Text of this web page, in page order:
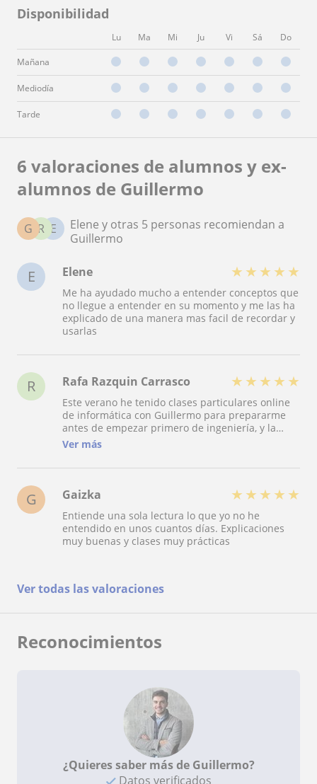
Disponibilidad
Lu Ma Mi Ju Vi Sá Do
Mañana
Mediodía
Tarde
6 valoraciones de alumnos y ex-
alumnos de Guillermo
E
R
G
Elene y otras 5 personas recomiendan a
Guillermo
E Elene ★ ★ ★ ★ ★
Me ha ayudado mucho a entender conceptos que
no llegue a entender en su momento y me las ha
explicado de una manera mas facil de recordar y
usarlas
R Rafa Razquin Carrasco ★ ★ ★ ★ ★
Este verano he tenido clases particulares online
de informática con Guillermo para prepararme
antes de empezar primero de ingeniería, y la
experiencia ha sido muy positiva. Explica con
de muy buena manera. Gracias a sus clases he
Ver más
G Gaizka ★ ★ ★ ★ ★
Entiende una sola lectura lo que yo no he
entendido en unos cuantos días. Explicaciones
muy buenas y clases muy prácticas
Ver todas las valoraciones
Reconocimientos
¿Quieres saber más de Guillermo?
Datos verificados